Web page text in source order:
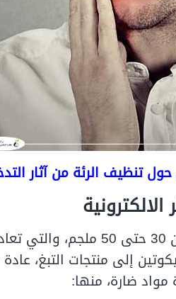
تنظيف الرئة من آثار
تتكون السجائر الالكترونية من
إلى منتجات التبغ،
مواد ضارة، منها: